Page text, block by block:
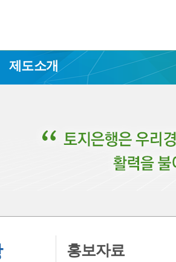
제도소개
홍보자료